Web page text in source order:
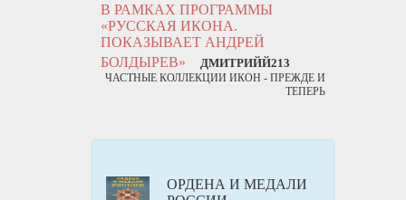
В РАМКАХ ПРОГРАММЫ
«РУССКАЯ ИКОНА.
ПОКАЗЫВАЕТ АНДРЕЙ
БОЛДЫРЕВ»
ДМИТРИЙЙ213
ЧАСТНЫЕ КОЛЛЕКЦИИ ИКОН - ПРЕЖДЕ И
ТЕПЕРЬ
ОРДЕНА И МЕДАЛИ